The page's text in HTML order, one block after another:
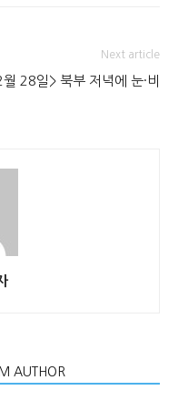
Next article
월 28일> 북부 저녁에 눈·비
AUTHOR